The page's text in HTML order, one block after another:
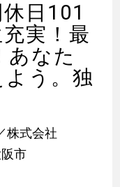
日101
実！最
あなた
う。独
株式会社
市